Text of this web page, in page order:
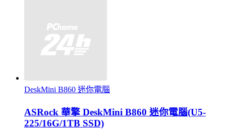
DeskMini B860 迷你電腦
ASRock 華擎 DeskMini B860 迷你電腦(U5-
225/16G/1TB SSD)